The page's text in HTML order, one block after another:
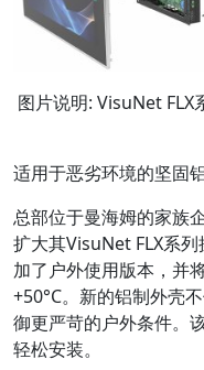
图片说明: VisuNet
适用于恶劣环境的坚固
总部位于曼海姆的家族
扩大其VisuNet FLX系
加了户外使用版本，并
+50°C。新的铝制外壳
御更严苛的户外条件。
轻松安装。